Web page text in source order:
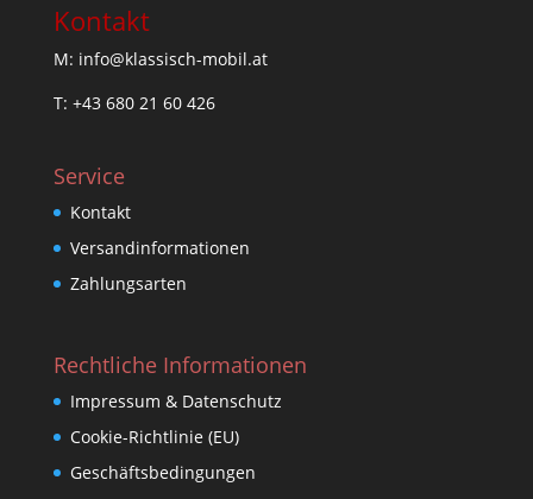
Kontakt
M: info@klassisch-mobil.at
T: +43 680 21 60 426
Service
Kontakt
Versandinformationen
Zahlungsarten
Rechtliche Informationen
Impressum & Datenschutz
Cookie-Richtlinie (EU)
Geschäftsbedingungen